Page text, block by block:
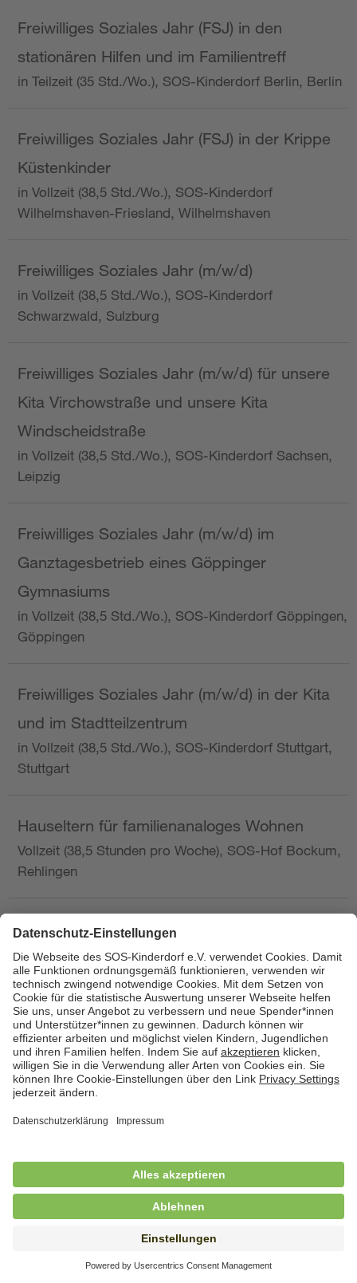
Freiwilliges Soziales Jahr (FSJ) in den
stationären Hilfen und im Familientreff
in Teilzeit (35 Std./Wo.), SOS-Kinderdorf Berlin, Berlin
Freiwilliges Soziales Jahr (FSJ) in der Krippe
Küstenkinder
in Vollzeit (38,5 Std./Wo.), SOS-Kinderdorf
Wilhelmshaven-Friesland, Wilhelmshaven
Freiwilliges Soziales Jahr (m/w/d)
in Vollzeit (38,5 Std./Wo.), SOS-Kinderdorf
Schwarzwald, Sulzburg
Freiwilliges Soziales Jahr (m/w/d) für unsere
Kita Virchowstraße und unsere Kita
Windscheidstraße
in Vollzeit (38,5 Std./Wo.), SOS-Kinderdorf Sachsen,
Leipzig
Freiwilliges Soziales Jahr (m/w/d) im
Ganztagesbetrieb eines Göppinger
Gymnasiums
in Vollzeit (38,5 Std./Wo.), SOS-Kinderdorf Göppingen,
Göppingen
Freiwilliges Soziales Jahr (m/w/d) in der Kita
und im Stadtteilzentrum
in Vollzeit (38,5 Std./Wo.), SOS-Kinderdorf Stuttgart,
Stuttgart
Hauseltern für familienanaloges Wohnen
Vollzeit (38,5 Stunden pro Woche), SOS-Hof Bockum,
Rehlingen
Hauswirtschafterin / Köchin (m/w/d) als
Ausbilderin (m/w/d) im Bereich
Nahrungszubereitung
in Vollzeit (38,5 Std./Wo.), SOS-Kinderdorf
Saarbrücken, Saarbrücken
Hauswirtschaftskraft (m/w/d)
in Teilzeit (mind. 20 - max. 30 Std./.Wo.), SOS-
Hauswirtschaftskraft (m/w/d)
in unbefristeter Anstellung, Teilzeit (20 Std./Wo.), SOS-
Kinderdorf Dortmund, Hagen